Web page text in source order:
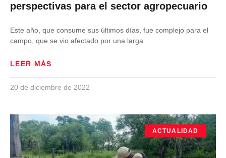
perspectivas para el sector agropecuario
Este año, que consume sus últimos días, fue complejo para el
campo, que se vio afectado por una larga
LEER MÁS
20 de diciembre de 2022
ACTUALIDAD